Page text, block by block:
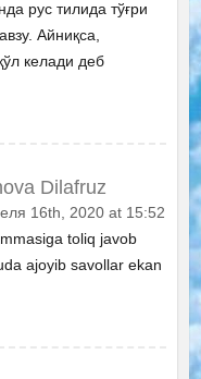
рус тилида тўғри
Айниқса,
келади деб
Dilafruz
16th, 2020 at 15:52
toliq javob
ajoyib savollar ekan